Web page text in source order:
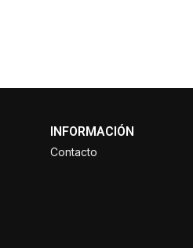
INFORMACIÓN
Contacto